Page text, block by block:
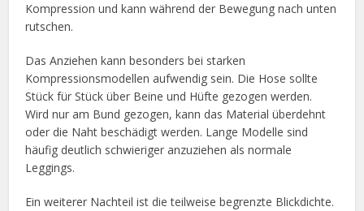
Kompression und kann während der Bewegung nach unten
rutschen.
Das Anziehen kann besonders bei starken
Kompressionsmodellen aufwendig sein. Die Hose sollte
Stück für Stück über Beine und Hüfte gezogen werden.
Wird nur am Bund gezogen, kann das Material überdehnt
oder die Naht beschädigt werden. Lange Modelle sind
häufig deutlich schwieriger anzuziehen als normale
Leggings.
Ein weiterer Nachteil ist die teilweise begrenzte Blickdichte.